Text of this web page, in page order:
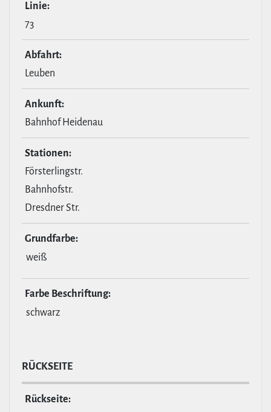
Linie:
73
Abfahrt:
Leuben
Ankunft:
Bahnhof Heidenau
Stationen:
Försterlingstr.
Bahnhofstr.
Dresdner Str.
Grund­farbe:
weiß
Farbe Beschrif­tung:
schwarz
RÜCKSEITE
Rückseite: